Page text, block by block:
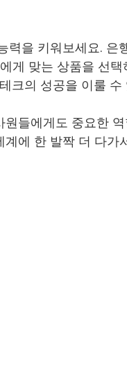
력을 키워보세요. 은
게 맞는 상품을 선택
크의 성공을 이룰 수
들에게도 중요한
에 한 발짝 더 다가